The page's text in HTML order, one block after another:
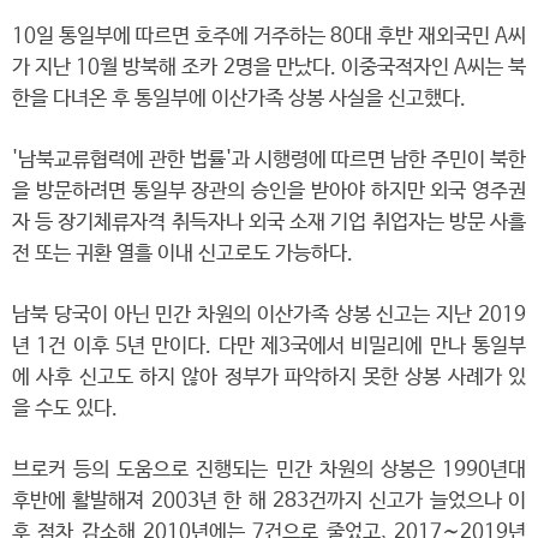
10일 통일부에 따르면 호주에 거주하는 80대 후반 재외국민 A씨
가 지난 10월 방북해 조카 2명을 만났다. 이중국적자인 A씨는 북
한을 다녀온 후 통일부에 이산가족 상봉 사실을 신고했다.
'남북교류협력에 관한 법률'과 시행령에 따르면 남한 주민이 북한
을 방문하려면 통일부 장관의 승인을 받아야 하지만 외국 영주권
자 등 장기체류자격 취득자나 외국 소재 기업 취업자는 방문 사흘
전 또는 귀환 열흘 이내 신고로도 가능하다.
남북 당국이 아닌 민간 차원의 이산가족 상봉 신고는 지난 2019
년 1건 이후 5년 만이다. 다만 제3국에서 비밀리에 만나 통일부
에 사후 신고도 하지 않아 정부가 파악하지 못한 상봉 사례가 있
을 수도 있다.
브로커 등의 도움으로 진행되는 민간 차원의 상봉은 1990년대
후반에 활발해져 2003년 한 해 283건까지 신고가 늘었으나 이
후 점차 감소해 2010년에는 7건으로 줄었고, 2017∼2019년